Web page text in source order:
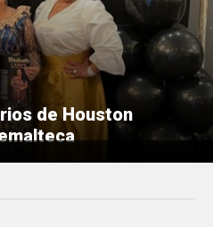
de Houston